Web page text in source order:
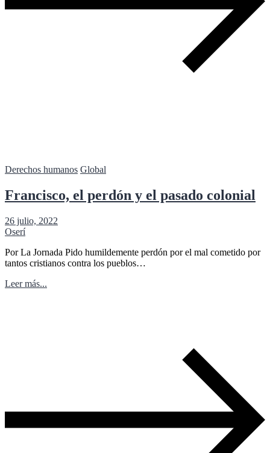
Derechos humanos Global
Francisco, el perdón y el pasado colonial
26 julio, 2022
Oserí
Por La Jornada Pido humildemente perdón por el mal cometido por
tantos cristianos contra los pueblos…
Leer más...